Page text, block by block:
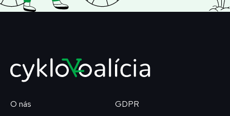
O nás
GDPR